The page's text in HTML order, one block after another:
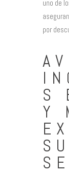
uno de
por
S
Y